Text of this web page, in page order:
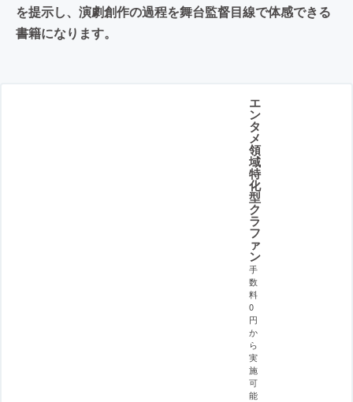
を提示し、演劇創作の過程を舞台監督目線で体感できる
書籍になります。
エ
ン
タ
メ
領
域
特
化
型
ク
ラ
フ
ァ
ン
手
数
料
0
円
か
ら
実
施
可
能